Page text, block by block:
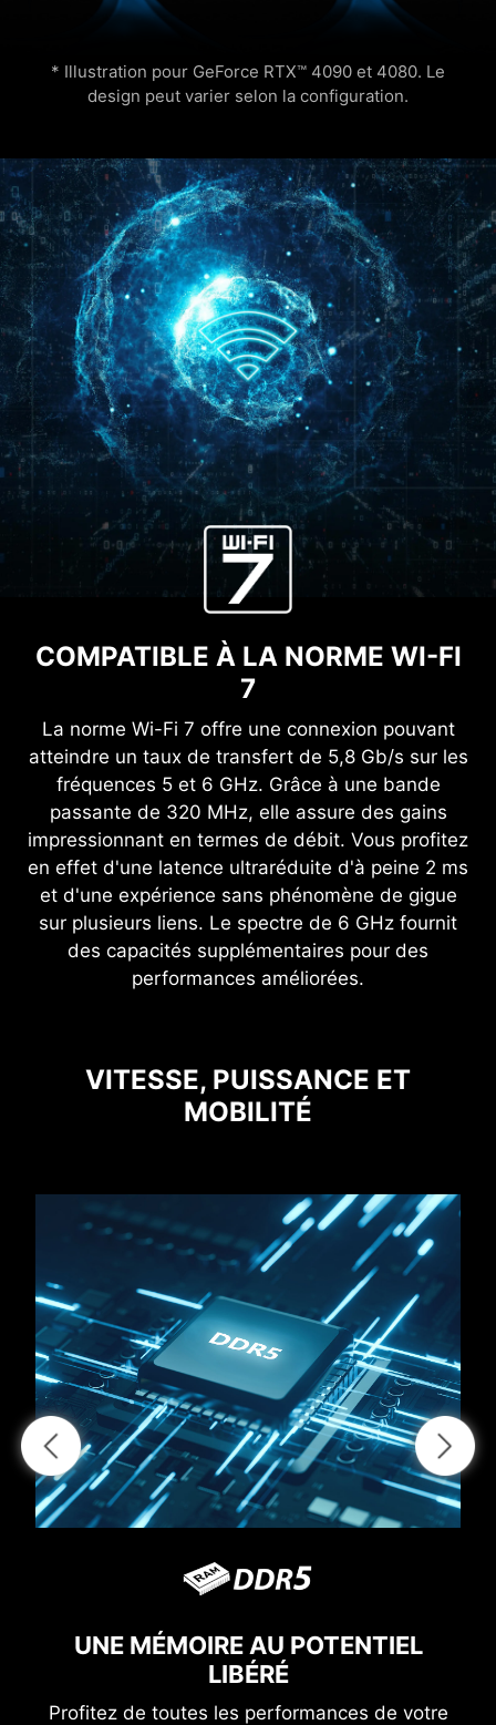
* Illustration pour GeForce RTX™ 4090 et 4080. Le
design peut varier selon la configuration.
COMPATIBLE À LA NORME WI-FI
7
La norme Wi-Fi 7 offre une connexion pouvant
atteindre un taux de transfert de 5,8 Gb/s sur les
fréquences 5 et 6 GHz. Grâce à une bande
passante de 320 MHz, elle assure des gains
impressionnant en termes de débit. Vous profitez
en effet d'une latence ultraréduite d'à peine 2 ms
et d'une expérience sans phénomène de gigue
sur plusieurs liens. Le spectre de 6 GHz fournit
des capacités supplémentaires pour des
performances améliorées.
VITESSE, PUISSANCE ET
MOBILITÉ
UNE MÉMOIRE AU POTENTIEL
LIBÉRÉ
Profitez de toutes les performances de votre